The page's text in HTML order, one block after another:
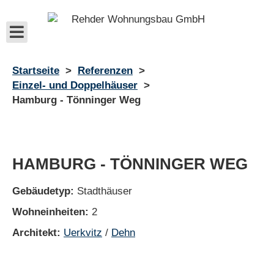
Startseite > Referenzen >
Einzel- und Doppelhäuser >
Hamburg - Tönninger Weg
HAMBURG - TÖNNINGER WEG
Gebäudetyp: Stadthäuser
Wohneinheiten: 2
Architekt: Uerkvitz / Dehn